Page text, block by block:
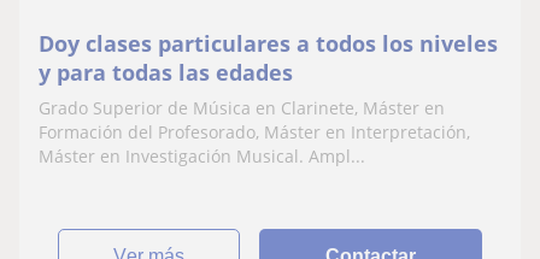
Doy clases particulares a todos los niveles
y para todas las edades
Grado Superior de Música en Clarinete, Máster en
Formación del Profesorado, Máster en Interpretación,
Máster en Investigación Musical. Ampl...